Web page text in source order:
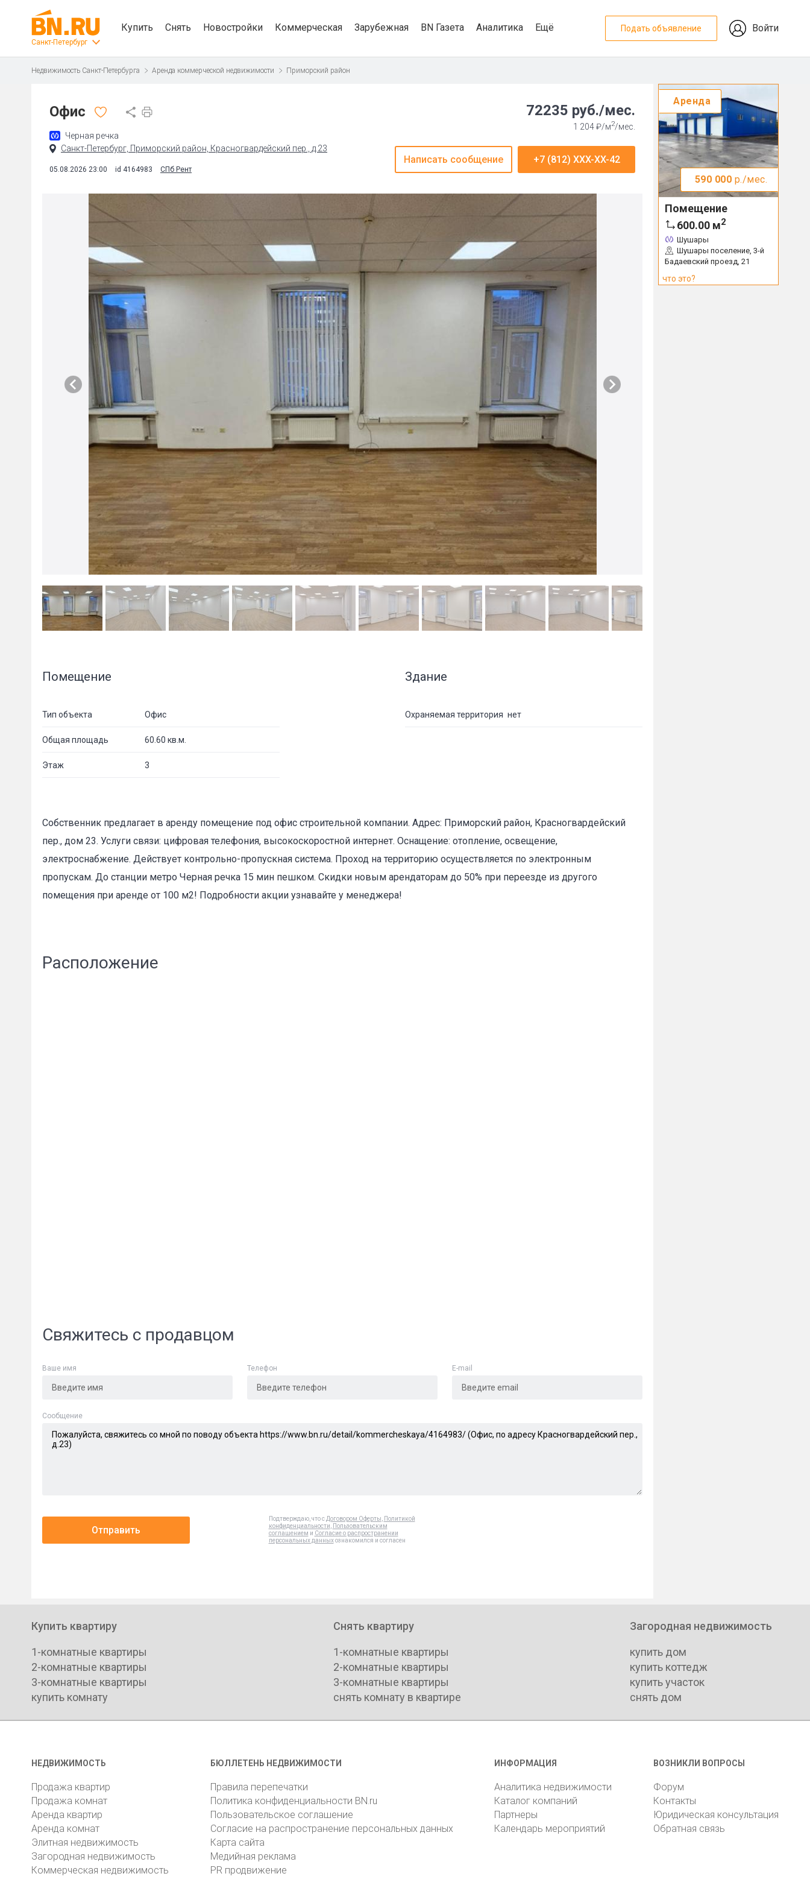
Санкт-Петербург
Купить Снять Новостройки Коммерческая Зарубежная BN Газета Аналитика Ещё Подать объявление Войти
Недвижимость Санкт-Петербурга Аренда коммерческой недвижимости Приморский район
Офис
Черная речка
Санкт-Петербург, Приморский район, Красногвардейский пер., д.23
05.08.2026 23:00 id 4164983 СПб Рент
72235 руб./мес.
1 204 ₽/м2/мес.
Написать сообщение +7 (812) XXX-XX-42
Помещение
Тип объекта Офис
Общая площадь 60.60 кв.м.
Этаж 3
Здание
Охраняемая территория нет
Собственник предлагает в аренду помещение под офис строительной компании. Адрес: Приморский район, Красногвардейский
пер., дом 23. Услуги связи: цифровая телефония, высокоскоростной интернет. Оснащение: отопление, освещение,
электроснабжение. Действует контрольно-пропускная система. Проход на территорию осуществляется по электронным
пропускам. До станции метро Черная речка 15 мин пешком. Скидки новым арендаторам до 50% при переезде из другого
помещения при аренде от 100 м2! Подробности акции узнавайте у менеджера!
Расположение
Свяжитесь с продавцом
Ваше имя Телефон E-mail
Cообщение
Отправить
Подтверждаю, что с Договором Оферты
Политикой
конфиденциальности
Пользовательским
соглашением и Согласие о распространении
персональных данныхознакомился и согласен
Пожаловаться на объявление
Ваше имя
Аренда
590 000 р./мес.
Помещение
600.00 м2
Шушары
Шушары поселение, 3-й
Бадаевский проезд, 21
что это?
Купить квартиру
1-комнатные квартиры
2-комнатные квартиры
3-комнатные квартиры
купить комнату
Снять квартиру
1-комнатные квартиры
2-комнатные квартиры
3-комнатные квартиры
снять комнату в квартире
Загородная недвижимость
купить дом
купить коттедж
купить участок
снять дом
НЕДВИЖИМОСТЬ
Продажа квартир
Продажа комнат
Аренда квартир
Аренда комнат
Элитная недвижимость
Загородная недвижимость
Коммерческая недвижимость
БЮЛЛЕТЕНЬ НЕДВИЖИМОСТИ
Правила перепечатки
Политика конфиденциальности BN.ru
Пользовательское соглашение
Согласие на распространение персональных данных
Карта сайта
Медийная реклама
PR продвижение
ИНФОРМАЦИЯ
Аналитика недвижимости
Каталог компаний
Партнеры
Календарь мероприятий
ВОЗНИКЛИ ВОПРОСЫ
Форум
Контакты
Юридическая консультация
Обратная связь